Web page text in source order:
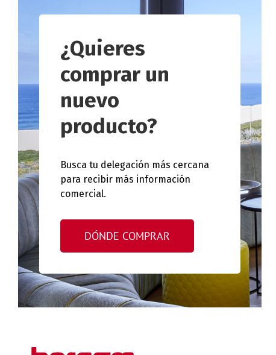
¿Quieres
comprar un
nuevo
producto?
Busca tu delegación más cercana
para recibir más información
comercial.
DÓNDE COMPRAR